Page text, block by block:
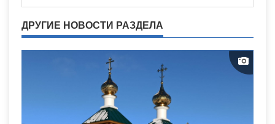
ДРУГИЕ НОВОСТИ РАЗДЕЛА